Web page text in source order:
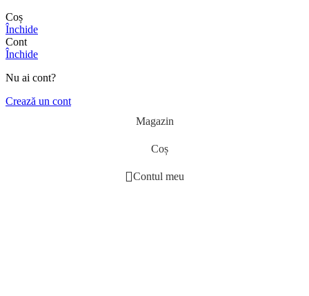
Coș
Închide
Cont
Închide
Nu ai cont?
Crează un cont
Magazin
Coș
Contul meu